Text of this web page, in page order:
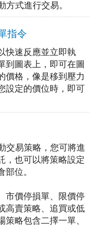
方式進行交易。
指令
快速反應並立即執
到圖表上，即可在圖
價格，像是移到壓力
設定的價位時，即可
交易策略，您可將進
，也可以將策略設定
位。
市價停損單、限價停
高賣策略、追買或低
略包含二擇一單、